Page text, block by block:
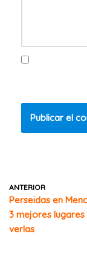
ANTERIOR
Perseidas en
3 mejores
verlas